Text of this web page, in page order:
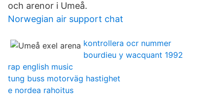
och arenor i Umeå.
Norwegian air support chat
kontrollera ocr nummer
bourdieu y wacquant 1992
rap english music
tung buss motorväg hastighet
e nordea rahoitus